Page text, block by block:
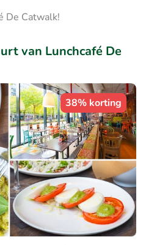
De Catwalk!
van Lunchcafé De
38% korting